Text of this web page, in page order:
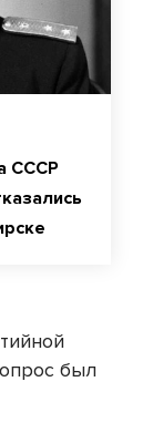
СССР
был